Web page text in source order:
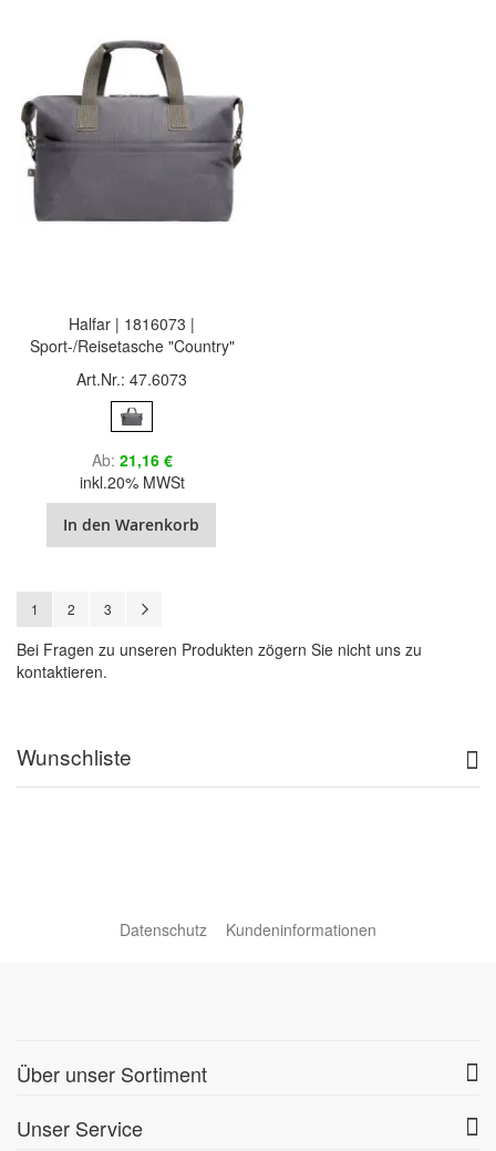
Halfar | 1816073 |
Sport-/Reisetasche "Country"
Art.Nr.: 47.6073
Ab 21,16 €
inkl.20% MWSt
In den Warenkorb
SeiteSie lesen gerade Seite
1 Seite
2 Seite
3
Bei Fragen zu unseren Produkten zögern Sie nicht uns zu
kontaktieren.
Wunschliste
Datenschutz Kundeninformationen
Über unser Sortiment
Unser Service